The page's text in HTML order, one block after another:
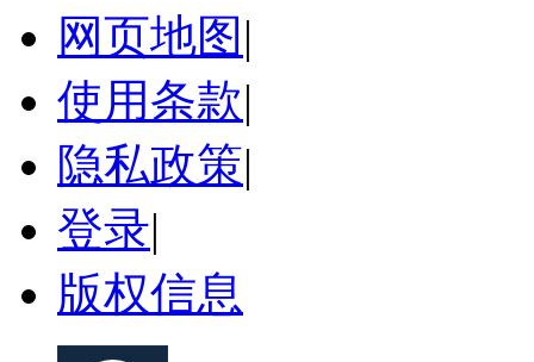
网页地图 |
使用条款|
隐私政策|
登录|
版权信息